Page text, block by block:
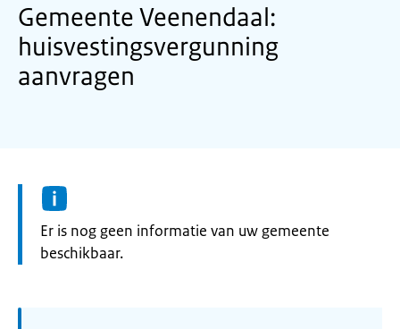
Gemeente Veenendaal:
huisvestingsvergunning
aanvragen
Informatie:
Er is nog geen informatie van uw gemeente
beschikbaar.